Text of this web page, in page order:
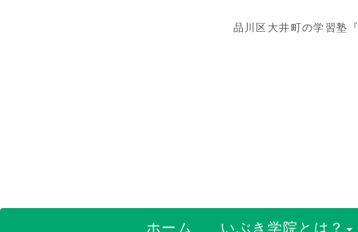
品川区大井町の学習塾
ホーム いぶき学院とは？